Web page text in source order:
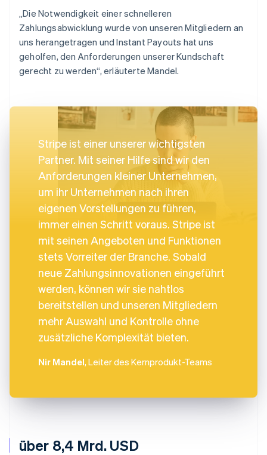
über 8,4 Mrd. USD
„Die Notwendigkeit einer schnelleren
Zahlungsabwicklung wurde von unseren Mitgliedern an
uns herangetragen und Instant Payouts hat uns
geholfen, den Anforderungen unserer Kundschaft
gerecht zu werden“, erläuterte Mandel.
Stripe ist einer unserer wichtigsten
Partner. Mit seiner Hilfe sind wir den
Anforderungen kleiner Unternehmen,
um ihr Unternehmen nach ihren
eigenen Vorstellungen zu führen,
immer einen Schritt voraus. Stripe ist
mit seinen Angeboten und Funktionen
stets Vorreiter der Branche. Sobald
neue Zahlungsinnovationen eingeführt
werden, können wir sie nahtlos
bereitstellen und unseren Mitgliedern
mehr Auswahl und Kontrolle ohne
zusätzliche Komplexität bieten.
Nir Mandel, Leiter des Kernprodukt-Teams